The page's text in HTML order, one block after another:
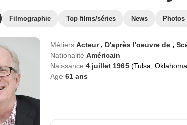
Filmographie Top films/séries News Photos
Métiers Acteur , D'après l'oeuvre de ,
Nationalité Américain
Naissance 4 juillet 1965 (Tulsa,
Age 61ans